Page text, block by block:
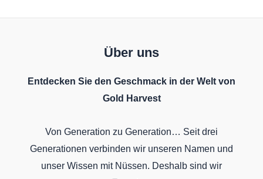
Über uns
Entdecken Sie den Geschmack in der Welt von
Gold Harvest
Von Generation zu Generation… Seit drei
Generationen verbinden wir unseren Namen und
unser Wissen mit Nüssen. Deshalb sind wir